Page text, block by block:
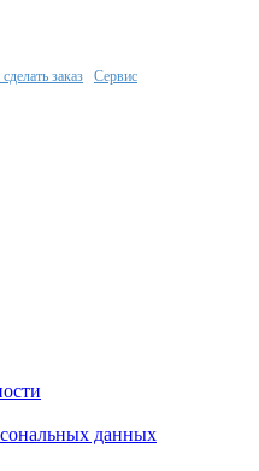
заказ Сервис
данных